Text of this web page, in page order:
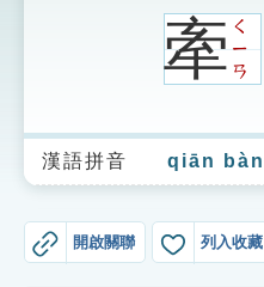
生字詞彙表
成語故事
牽ㄑ
ㄧ
ㄢ
漢語拼音 qiān bàn
開啟關聯 列入收藏